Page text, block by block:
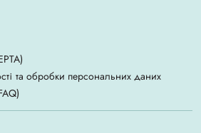
та обробки персональних даних